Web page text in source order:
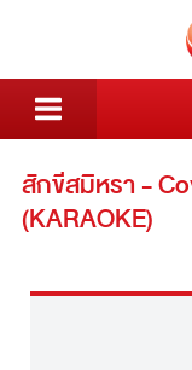
สักขีสมิหรา -
(KARAOKE)